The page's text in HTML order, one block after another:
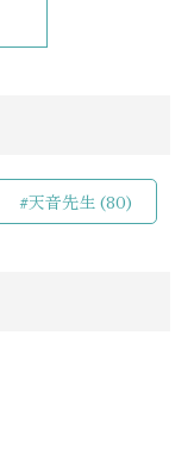
#天音先生 (80)